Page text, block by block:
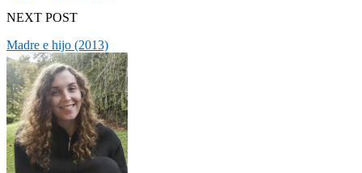
NEXT POST
Madre e hijo (2013)